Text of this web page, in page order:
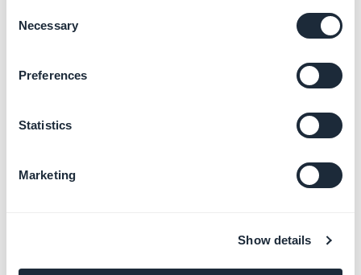
Selection
Necessary
Preferences
Statistics
Marketing
Show details
Más información
Proteger la App con SSL
Más información→